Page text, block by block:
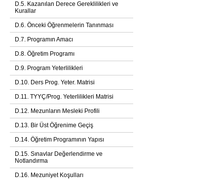
D.5. Kazanılan Derece Gereklilikleri ve
Kurallar
D.6. Önceki Öğrenmelerin Tanınması
D.7. Programın Amacı
D.8. Öğretim Programı
D.9. Program Yeterlilikleri
D.10. Ders Prog. Yeter. Matrisi
D.11. TYYÇ/Prog. Yeterlilikleri Matrisi
D.12. Mezunların Mesleki Profili
D.13. Bir Üst Öğrenime Geçiş
D.14. Öğretim Programının Yapısı
D.15. Sınavlar Değerlendirme ve
Notlandırma
D.16. Mezuniyet Koşulları